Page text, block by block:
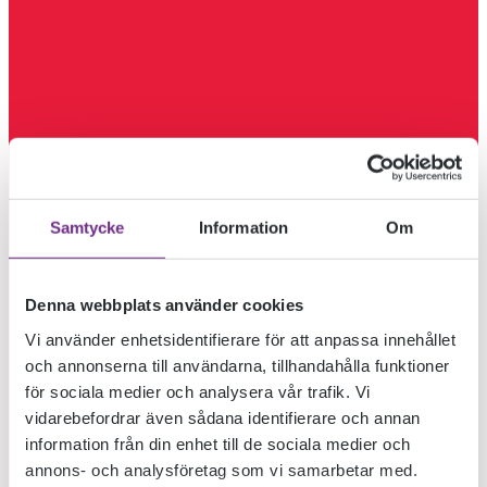
Samtycke Information Om
Denna webbplats använder cookies
Vi använder enhetsidentifierare för att anpassa innehållet
och annonserna till användarna, tillhandahålla funktioner
för sociala medier och analysera vår trafik. Vi
vidarebefordrar även sådana identifierare och annan
information från din enhet till de sociala medier och
annons- och analysföretag som vi samarbetar med.